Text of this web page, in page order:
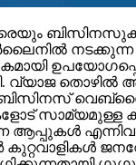
ആപ്പുകള്‍ എന്നിവ
ചെറുകിട
സര്‍ക്കാര്‍
പങ്കിടാനും,